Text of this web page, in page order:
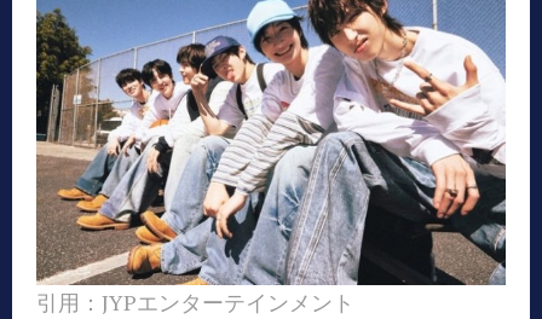
引用：JYPエンターテインメント